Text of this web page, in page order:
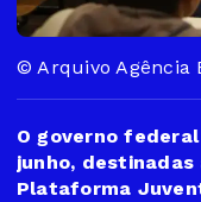
© Arquivo Agência
O governo
junho,
Plataforma